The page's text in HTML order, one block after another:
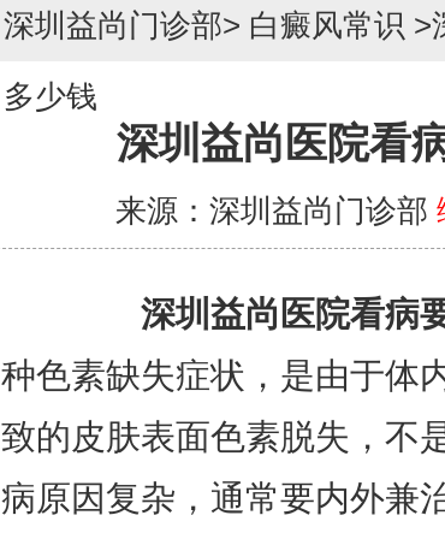
深圳益尚门诊部> 白癜风常识 >
多少钱
深圳益尚医院看
来源：深圳益尚门诊部
深圳益尚医院看病
种色素缺失症状，是由于体
致的皮肤表面色素脱失，不
病原因复杂，通常要内外兼